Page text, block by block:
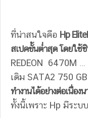
ที่น่าสนใจคือ Hp
สเปคขั้นต่ำสุด โดยใช้ชิ
REDEON 6470M …
เดิม SATA2 750 GB
ทำงานได้อย่างต่อเนื่อง
ทั้งนี้เพราะ Hp มีระบ